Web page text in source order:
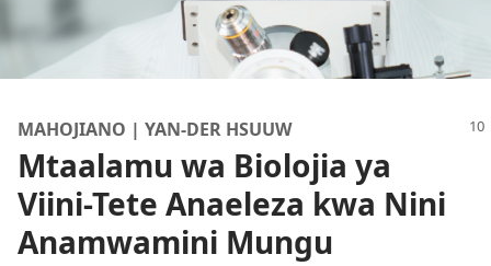
MAHOJIANO | YAN-DER HSUUW
Mtaalamu wa Biolojia ya
Viini-Tete Anaeleza kwa Nini
Anamwamini Mungu